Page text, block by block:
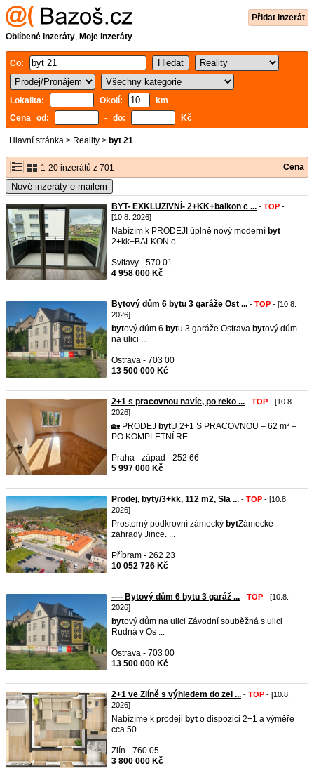
Přidat inzerát
Oblíbené inzeráty, Moje inzeráty
Co:
Lokalita: Okolí:
km
Cena od:
- do: Kč
Hlavní stránka > Reality > byt 21
1-20 inzerátů z 701 Cena
Nové inzeráty e-mailem
BYT- EXKLUZIVNÍ- 2+KK+balkon c ... - TOP -
[10.8. 2026]
Nabízím k PRODEJI úplně nový moderní byt
2+kk+BALKON o ...
Svitavy - 570 01
4 958 000 Kč
Bytový dům 6 bytu 3 garáže Ost ... - TOP - [10.8.
2026]
bytový dům 6 bytu 3 garáže Ostrava bytový dům
na ulici ...
Ostrava - 703 00
13 500 000 Kč
2+1 s pracovnou navíc, po reko ... - TOP - [10.8.
2026]
🏡 PRODEJ bytU 2+1 S PRACOVNOU – 62 m² –
PO KOMPLETNÍ RE ...
Praha - západ - 252 66
5 997 000 Kč
Prodej, byty/3+kk, 112 m2, Sla ... - TOP - [10.8.
2026]
Prostorný podkrovní zámecký bytZámecké
zahrady Jince. ...
Příbram - 262 23
10 052 726 Kč
---- Bytový dům 6 bytu 3 garáž ... - TOP - [10.8.
2026]
bytový dům na ulici Závodní souběžná s ulici
Rudná v Os ...
Ostrava - 703 00
13 500 000 Kč
2+1 ve Zlíně s výhledem do zel ... - TOP - [10.8.
2026]
Nabízíme k prodeji byt o dispozici 2+1 a výměře
cca 50 ...
Zlín - 760 05
3 800 000 Kč